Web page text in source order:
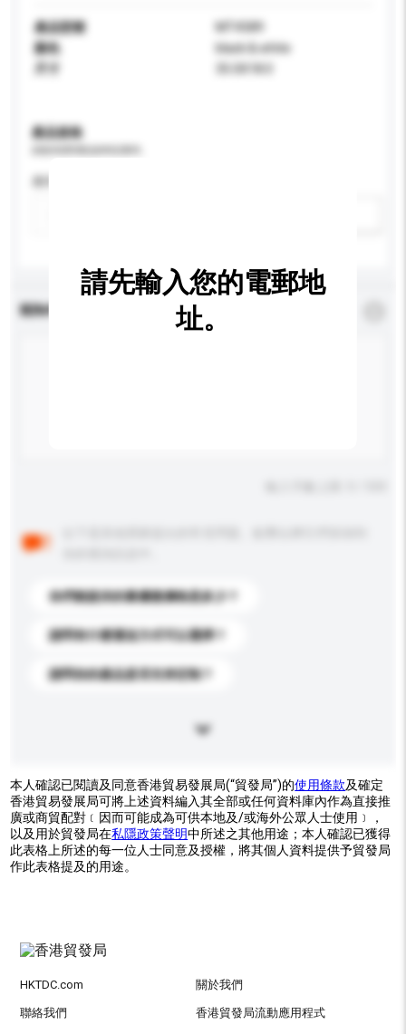
產品型號
MT4589
顏色
black & white
35.0X18.0
產品規格
查詢內容
你們能提供的最優惠價格是多少？
請問有什麼運送方式可以選擇？
請問你的產品是否支持定制？
請先輸入您的電郵地
址。
本人確認已閱讀及同意香港貿易發展局(“貿發局”)的使用條款及確定
香港貿易發展局可將上述資料編入其全部或任何資料庫內作為直接推
廣或商貿配對﹝因而可能成為可供本地及/或海外公眾人士使用﹞，
以及用於貿發局在私隱政策聲明中所述之其他用途；本人確認已獲得
此表格上所述的每一位人士同意及授權，將其個人資料提供予貿發局
作此表格提及的用途。
HKTDC.com 關於我們
聯絡我們 香港貿發局流動應用程式